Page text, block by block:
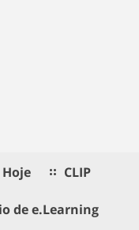
Hoje CLIP
de e.Learning